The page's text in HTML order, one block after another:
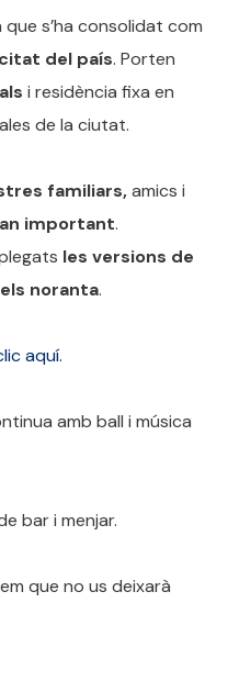
s’ha consolidat com
del país. Porten
i residència fixa en
de la ciutat.
familiars,amics i
important.
les versions de
noranta.
aquí.
amb ball i música
bar i menjar.
que no us deixarà